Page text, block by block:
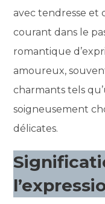
avec tendresse et
courant dans le
romantique
amoureux,
charmants tels
soigneusement
délicates.